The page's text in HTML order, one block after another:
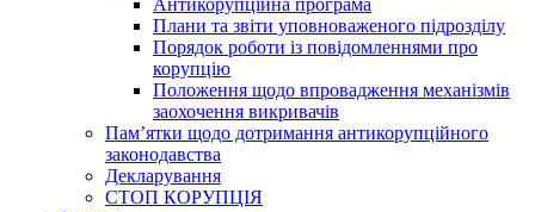
Антикорупційна програма
Плани та звіти уповноваженого підрозділу
Порядок роботи із повідомленнями про
корупцію
Положення щодо впровадження механізмів
заохочення викривачів
Пам’ятки щодо дотримання антикорупційного
законодавства
Декларування
СТОП КОРУПЦІЯ